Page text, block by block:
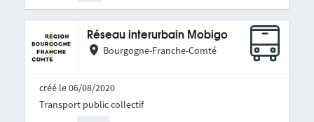
Réseau interurbain Mobigo
Bourgogne-Franche-Comté
créé le 06/08/2020
Transport public collectif